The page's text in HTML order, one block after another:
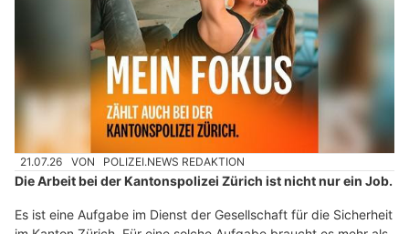
21.07.26 VON POLIZEI.NEWS REDAKTION
Die Arbeit bei der Kantonspolizei Zürich ist nicht nur ein Job.
Es ist eine Aufgabe im Dienst der Gesellschaft für die Sicherheit